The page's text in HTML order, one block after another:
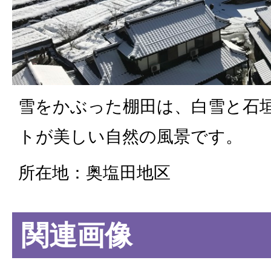
雪をかぶった棚田は、白雪と石
トが美しい自然の風景です。
所在地：奥塩田地区
関連画像